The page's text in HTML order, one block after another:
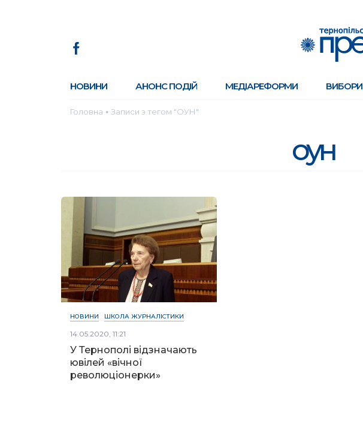
НОВИНИ АНОНС ПОДІЙ МЕДІАРЕФОРМИ ВИБОРИ
Головна ● Записи з тегом "ОУН"
оун
НОВИНИ ШКОЛА ЖУРНАЛІСТИКИ
14.05.2020, 11:21
У Тернополі відзначають
ювілей «вічної
революціонерки»